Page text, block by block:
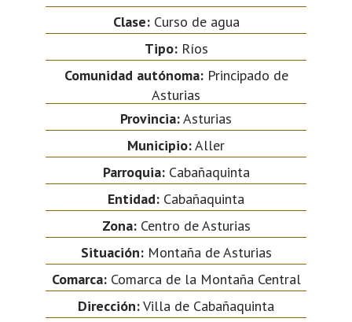
Clase:Curso de agua
Tipo:Ríos
Comunidad autónoma:Principado de
Asturias
Provincia:Asturias
Municipio:Aller
Parroquia:Cabañaquinta
Entidad: Cabañaquinta
Zona:Centro de Asturias
Situación:Montaña de Asturias
Comarca:Comarca de la Montaña Central
Dirección:Villa de Cabañaquinta